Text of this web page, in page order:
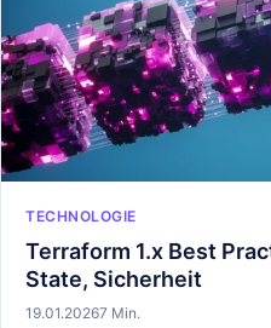
TECHNOLOGIE
Terraform 1.x Best
State, Sicherheit
19.01.20267 Min.